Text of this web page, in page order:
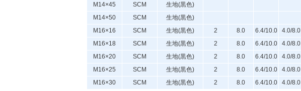
M14×45
SCM 生地(黒色)
M14×50
SCM 生地(黒色)
M16×16
SCM 生地(黒色) 2 8.0 6.4/10.0 4.0/8.0
M16×18
SCM 生地(黒色) 2 8.0 6.4/10.0 4.0/8.0
M16×20
SCM 生地(黒色) 2 8.0 6.4/10.0 4.0/8.0
M16×25
SCM 生地(黒色) 2 8.0 6.4/10.0 4.0/8.0
M16×30
SCM 生地(黒色) 2 8.0 6.4/10.0 4.0/8.0